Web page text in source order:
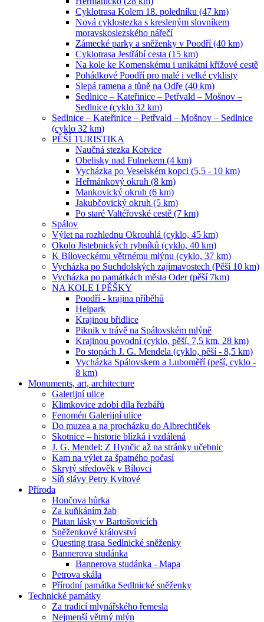
Cyklotrasa Kolem 18. poledníku (47 km)
Nová cyklostezka s kresleným slovníkem
moravskoslezského nářečí
Zámecké parky a sněženky v Poodří (40 km)
Cyklotrasa Jestřábí cesta (15 km)
Na kole ke Komenskému i unikátní křížové cestě
Pohádkové Poodří pro malé i velké cyklisty
Slepá ramena a tůně na Odře (40 km)
Sedlnice – Kateřinice – Petřvald – Mošnov –
Sedlnice (cyklo 32 km)
Sedlnice – Kateřinice – Petřvald – Mošnov – Sedlnice
(cyklo 32 km)
PĚŠÍ TURISTIKA
Naučná stezka Kotvice
Obelisky nad Fulnekem (4 km)
Vycházka po Veselském kopci (5,5 - 10 km)
Heřmánkový okruh (8 km)
Mankovický okruh (6 km)
Jakubčovický okruh (5 km)
Po staré Valtéřovské cestě (7 km)
Spálov
Výlet na rozhlednu Okrouhlá (cyklo, 45 km)
Okolo Jistebnických rybníků (cyklo, 40 km)
K Bíloveckému větrnému mlýnu (cyklo, 37 km)
Vycházka po Suchdolských zajímavostech (Pěší 10 km)
Vycházka po památkách města Oder (pěší 7km)
NA KOLE I PĚŠKY
Poodří - krajina příběhů
Heipark
Krajinou břidlice
Piknik v trávě na Spálovském mlýně
Krajinou povodní (cyklo, pěší, 7,5 km, 28 km)
Po stopách J. G. Mendela (cyklo, pěší - 8,5 km)
Vycházka Spálovskem a Luboměří (peší, cyklo -
8 km)
Monuments, art, architecture
Galerijní ulice
Klimkovice zdobí díla řezbářů
Fenomén Galerijní ulice
Do muzea a na procházku do Albrechtiček
Skotnice – historie blízká i vzdálená
J. G. Mendel: Z Hynčic až na stránky učebnic
Kam na výlet za špatného počasí
Skrytý středověk v Bílovci
Síň slávy Petry Kvitové
Příroda
Hončova hůrka
Za kuňkáním žab
Platan lásky v Bartošovicích
Sněženkové království
Questing trasa Sedlnické sněženky
Bannerova studánka
Bannerova studánka - Mapa
Petrova skála
Přírodní památka Sedlnické sněženky
Technické památky
Za tradicí mlynářského řemesla
Nejmenší větrný mlýn